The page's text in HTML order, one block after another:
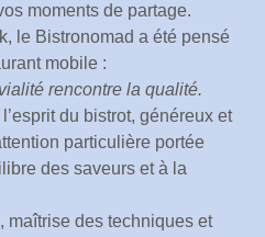
moments de partage.
le Bistronomad a été pensé
mobile :
rencontre la qualité.
du bistrot, généreux et
particulière portée
des saveurs et à la
maîtrise des techniques et